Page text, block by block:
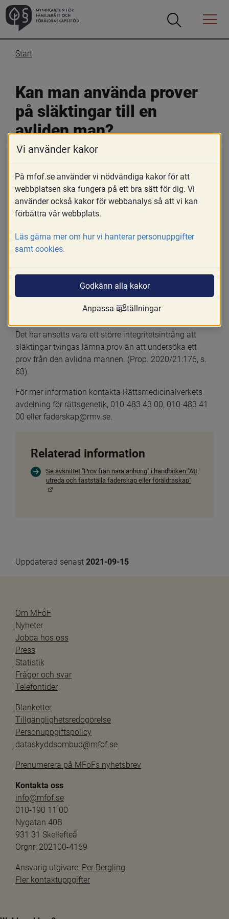
Öppna
Öppna
Menyn
Start
Kan man använda prover
på släktingar till en
avliden man?
Skriv ut
Ja, om de medverkar frivilligt.
Prover kan tas från den avlidnes föräldrar. Det är också
möjligt att ta prov från ett annat barn till den avlidne
och modern till det barnet. Om det endast finns syskon
Det är inte möjligt att tvinga släktingar att lämna prov
utredning av faderskap (NJA 1997 C 36).
Det har ansetts vara ett större integritetsintrång att
släktingar tvingas lämna prov än att undersöka ett
prov från den avlidna mannen. (Prop. 2020/21:176, s.
63).
För mer information kontakta Rättsmedicinalverkets
avdelning för rättsgenetik, 010-483 43 00, 010-483 41
00 eller faderskap@rmv.se.
Relaterad information
Se avsnittet "Prov från nära anhörig" i handboken "Att
utreda och fastställa faderskap eller föräldraskap"
Uppdaterad senast 2021-09-15
Om MFoF
Nyheter
Jobba hos oss
Press
Statistik
Frågor och svar
Telefontider
Blanketter
Tillgänglighetsredogörelse
Personuppgiftspolicy
dataskyddsombud@mfof.se
Prenumerera på MFoFs nyhetsbrev
Kontakta oss
info@mfof.se
010-190 11 00
Nygatan 40B
931 31 Skellefteå
Orgnr: 202100-4169
Ansvarig utgivare: Per Bergling
Fler kontaktuppgifter
Vi använder kakor
På mfof.se använder vi nödvändiga kakor för att
webbplatsen ska fungera på ett bra sätt för dig. Vi
använder också kakor för webbanalys så att vi kan
förbättra vår webbplats.
Läs gärna mer om hur vi hanterar personuppgifter
samt cookies.
Godkänn alla kakor
Anpassa inställningar